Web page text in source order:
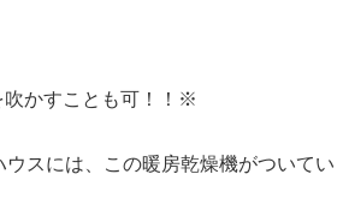
かすことも可！！※
スには、この暖房乾燥機がついてい